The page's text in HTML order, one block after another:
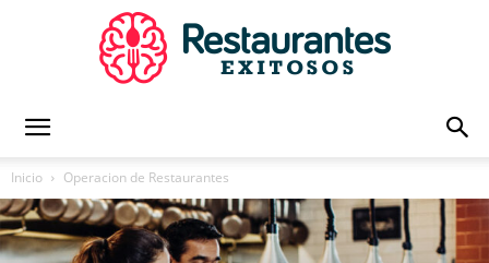
Exitosos
Inicio Operacion de Restaurantes